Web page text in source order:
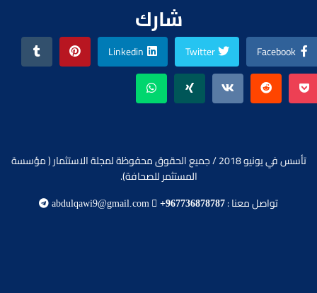
شارك
Facebook
Twitter
Linkedin
تأسس في يونيو 2018 / جميع الحقوق محفوظة لمجلة الاستثمار ( مؤسسة
المستثمر للصحافة).
تواصل معنا : +967736878787
abdulqawi9@gmail.com